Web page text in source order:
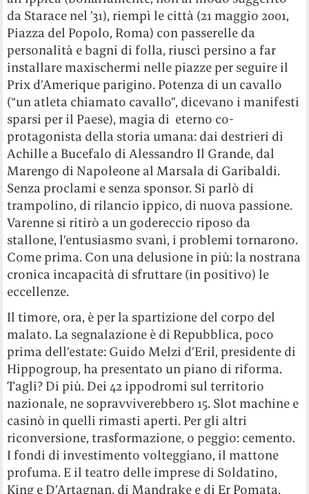
da Starace nel ’31), riempì le città (21 maggio 2001,
Piazza del Popolo, Roma) con passerelle da
personalità e bagni di folla, riuscì persino a far
installare maxischermi nelle piazze per seguire il
Prix d’Amerique parigino. Potenza di un cavallo
(“un atleta chiamato cavallo”, dicevano i manifesti
sparsi per il Paese), magia di eterno co-
protagonista della storia umana: dai destrieri di
Achille a Bucefalo di Alessandro Il Grande, dal
Marengo di Napoleone al Marsala di Garibaldi.
Senza proclami e senza sponsor. Si parlò di
trampolino, di rilancio ippico, di nuova passione.
Varenne si ritirò a un godereccio riposo da
stallone, l’entusiasmo svanì, i problemi tornarono.
Come prima. Con una delusione in più: la nostrana
cronica incapacità di sfruttare (in positivo) le
eccellenze.
Il timore, ora, è per la spartizione del corpo del
malato. La segnalazione è di Repubblica, poco
prima dell’estate: Guido Melzi d’Eril, presidente di
Hippogroup, ha presentato un piano di riforma.
Tagli? Di più. Dei 42 ippodromi sul territorio
nazionale, ne sopravviverebbero 15. Slot machine e
casinò in quelli rimasti aperti. Per gli altri
riconversione, trasformazione, o peggio: cemento.
I fondi di investimento volteggiano, il mattone
profuma. E il teatro delle imprese di Soldatino,
King e D’Artagnan, di Mandrake e di Er Pomata,